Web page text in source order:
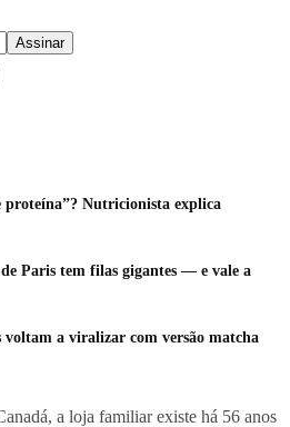
Assinar
proteína”? Nutricionista explica
Paris tem filas gigantes — e vale a
voltam a viralizar com versão matcha
a loja familiarexiste há 56 anos